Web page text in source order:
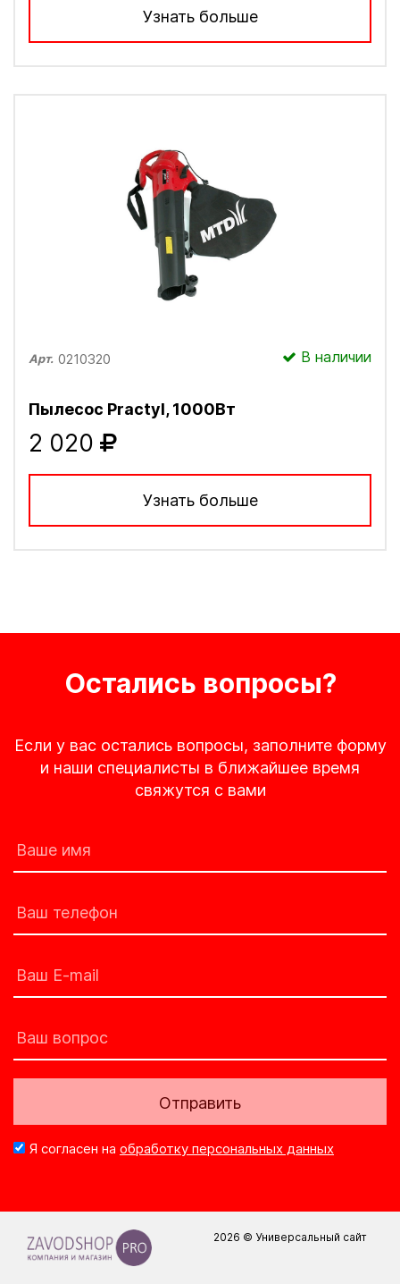
Узнать больше
Арт. 0210320 В наличии
Пылесос Practyl, 1000Вт
2 020
Узнать больше
Остались вопросы?
Если у вас остались вопросы, заполните форму
и наши специалисты в ближайшее время
свяжутся с вами
Отправить
Я согласен на обработку персональных данных
2026 © Универсальный сайт